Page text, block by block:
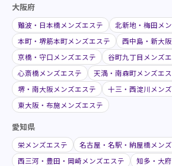
大阪府
難波・日本橋メンズエステ
北新地・梅田メ
本町・堺筋本町メンズエステ
西中島・新大
京橋・守口メンズエステ
谷町九丁目メンズ
心斎橋メンズエステ
天満・南森町メンズエ
堺・南大阪メンズエステ
十三・西淀川メン
東大阪・布施メンズエステ
愛知県
栄メンズエステ
名古屋・名駅・納屋橋メン
西三河・豊田・岡崎メンズエステ
知多・大